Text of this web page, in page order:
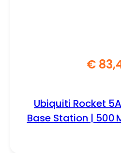
€
Ubiquiti Rocket
Base Station | 500